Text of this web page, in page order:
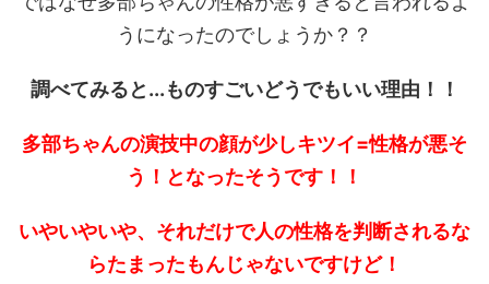
うになったのでしょうか？？
調べてみると...ものすごいどうでもいい理由！！
多部ちゃんの演技中の顔が少しキツイ=性格が悪そ
う！となったそうです！！
いやいやいや、それだけで人の性格を判断されるな
らたまったもんじゃないですけど！